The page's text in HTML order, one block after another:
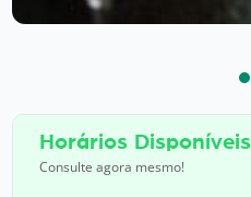
Horários Disponíveis
Consulte agora mesmo!